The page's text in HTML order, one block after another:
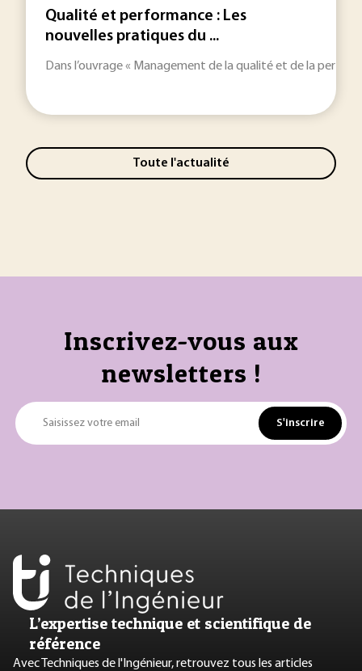
Qualité et performance : Les
nouvelles pratiques du ...
Dans l’ouvrage « Management de la qualité et de la
Toute l'actualité
Inscrivez-vous aux
newsletters !
Saisissez votre email S'inscrire
L’expertise technique et scientifique de
référence
Avec Techniques de l'Ingénieur, retrouvez tous les articles